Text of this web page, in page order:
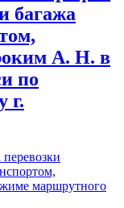
багажа
А. Н. в
по
г.
маршрутного